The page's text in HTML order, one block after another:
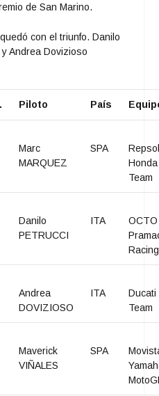
de San Marino.
con el triunfo. Danilo
Andrea Dovizioso
Piloto País
Marc
MARQUEZ
SPA
Honda
Team
Danilo
PETRUCCI
ITA
OCTO
Racing
Andrea
DOVIZIOSO
ITA
Ducati
Team
Maverick
VIÑALES
SPA